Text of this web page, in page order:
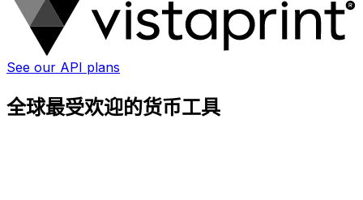
See our API plans
全球最受欢迎的货币工具